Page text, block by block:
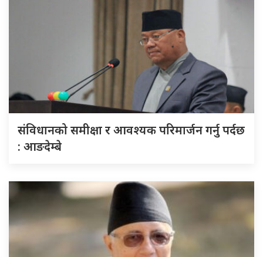
संविधानको समीक्षा र आवश्यक परिमार्जन गर्नु पर्दछ
: आङदेम्बे